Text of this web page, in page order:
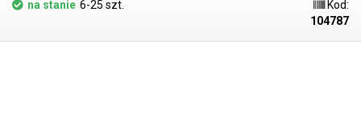
Opakowanie:
na stanie 6-25 szt.
Kod:
104787